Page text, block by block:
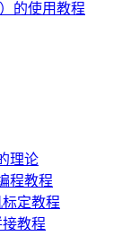
的使用教程
理论
程教程
定教程
教程